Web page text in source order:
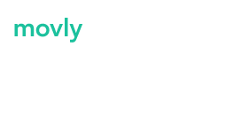
Hyrbil på Veronas flygplats –